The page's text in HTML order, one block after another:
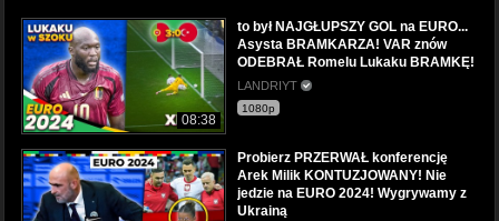
08:38
to był NAJGŁUPSZY GOL na EURO...
Asysta BRAMKARZA! VAR znów
ODEBRAŁ Romelu Lukaku BRAMKĘ!
LANDRIYT
1080p
Probierz PRZERWAŁ konferencję
Arek Milik KONTUZJOWANY! Nie
jedzie na EURO 2024! Wygrywamy z
Ukrainą